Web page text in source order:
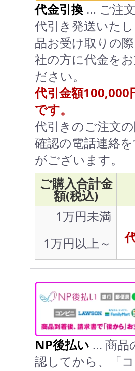
代金引換 … ご注文
代引き発送いた
品お受け取りの
社の方に代金をお
ださい。
代引金額100,000
です。
代引きのご注文
確認の電話連絡
がございます。
ご購入合計金
額(税込)
1万円未満
1万円以上～
NP後払い … 商品
認してから、「コ